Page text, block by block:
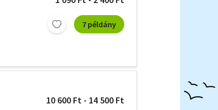
7 példány
10 600 Ft - 14 500 Ft